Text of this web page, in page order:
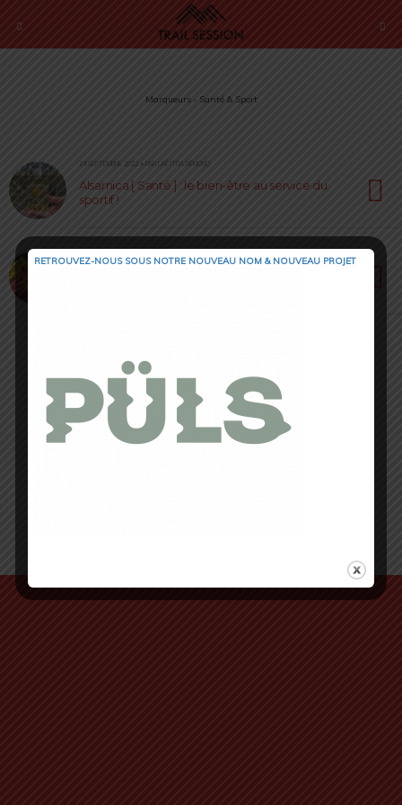
Marqueurs › Santé & Sport
24 SEPTEMBRE 2022 • PAR LAËTITIA RÉMOND
Alsarnica [ Santé ] : le bien-être au service du
sportif !
5 MAI 2020 • PAR CÉDRIC MASIP
Retour au début
RETROUVEZ-NOUS SOUS NOTRE NOUVEAU NOM & NOUVEAU PROJET